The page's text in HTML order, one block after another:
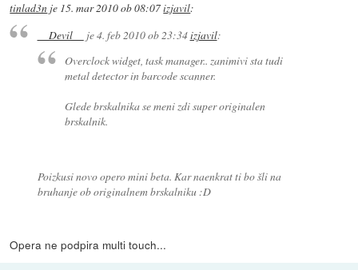
tinlad3n je 15. mar 2010 ob 08:07izjavil:
__Devil__ je4. feb 2010 ob 23:34izjavil:
Overclock widget, task manager.. zanimivi sta tudi
metal detector in barcode scanner.
Glede brskalnika se meni zdi super originalen
brskalnik.
Poizkusi novo opero mini beta. Kar naenkrat ti bo šli na
bruhanje ob originalnem brskalniku :D
Opera ne podpira multi touch...